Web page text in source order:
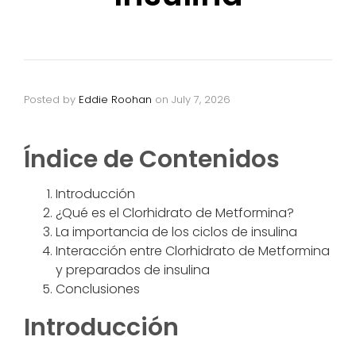
Posted by Eddie Roohan on July 7, 2026
Índice de Contenidos
Introducción
¿Qué es el Clorhidrato de Metformina?
La importancia de los ciclos de insulina
Interacción entre Clorhidrato de Metformina
y preparados de insulina
Conclusiones
Introducción